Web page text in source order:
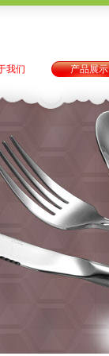
我们 产品展示